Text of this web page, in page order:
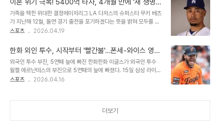
올라온 이탈리아에서의 여유로운 일상 사진에 뜨거운 반응을 보이며
응원의 메시지를 전했습니다. 화려했던 과거와 시련: 이유빈의 쇼트트
랙 여정2001년생인 이유빈 선수는 어린 시절부터 쇼트트랙 유망주로
주목받았습니다. 17세에 주니어 세계선수권 종합 우승을 차지하며 혜
합작으로 한국 여자 쇼트트랙의 미래를 밝혔..
이혼 위기 극복! 5400억 타자, 4개월 만에 '새 생명'
맞이하며 해피엔딩
가족을 택한 위대한 결정메이저리그 LA 다저스의 슈퍼스타 무키 베츠
가 지난해 12월, 돌연 경기 출전을 포기하겠다는 뜻을 밝혀 모두를 놀
라게 했습니다. 바로 아내의 출산 예정일과 월드베이스볼클래식
이혼하겠다'는 강경한 입장을 전했고, 베츠는 '아버지가 되는 것이 최
우선'이라며 가족을 선택했습니다. 이는 2023 WBC에서 일본에 패
해 준우승에 머물렀던 아쉬움을 뒤로하고 내린 결정이었습니다. 새로
운 가족의 탄생, 그리고 야구 인생의 전환점베츠의 선택은 약 4개월
뒤 값진 결실을 맺었습니다. 지난 18일(한국시간), 그는 소셜미디어를
스포츠 2026.04.19
한화 외인 투수, 시작부터 '빨간불'…폰세-와이스 영광
은 옛말
외국인 투수 부진, 5연패 늪에 빠진 한화한화 이글스가 외국인 투수
윌켈 에르난데스의 부진으로 5연패의 늪에 빠졌다. 15일 삼성 라이온
즈와의 홈경기에서 에르난데스는 1회에만 7실점을 허용하며 조기 강
들린 투구선발 투수 에르난데스는 1회초부터 제구 난조를 보이며 흔들
스포츠 2026.04.16
더보기